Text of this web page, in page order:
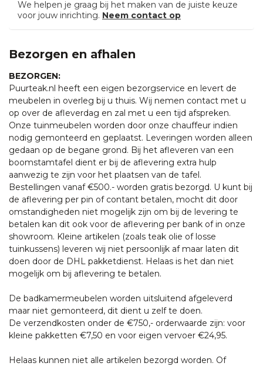
We helpen je graag bij het maken van de juiste keuze
voor jouw inrichting. Neem contact op
Bezorgen en afhalen
BEZORGEN:
Puurteak.nl heeft een eigen bezorgservice en levert de
meubelen in overleg bij u thuis. Wij nemen contact met u
op over de afleverdag en zal met u een tijd afspreken.
Onze tuinmeubelen worden door onze chauffeur indien
nodig gemonteerd en geplaatst. Leveringen worden alleen
gedaan op de begane grond. Bij het afleveren van een
boomstamtafel dient er bij de aflevering extra hulp
aanwezig te zijn voor het plaatsen van de tafel.
Bestellingen vanaf €500.- worden gratis bezorgd. U kunt bij
de aflevering per pin of contant betalen, mocht dit door
omstandigheden niet mogelijk zijn om bij de levering te
betalen kan dit ook voor de aflevering per bank of in onze
showroom. Kleine artikelen (zoals teak olie of losse
tuinkussens) leveren wij niet persoonlijk af maar laten dit
doen door de DHL pakketdienst. Helaas is het dan niet
mogelijk om bij aflevering te betalen.
De badkamermeubelen worden uitsluitend afgeleverd
maar niet gemonteerd, dit dient u zelf te doen.
De verzendkosten onder de €750,- orderwaarde zijn: voor
kleine pakketten €7,50 en voor eigen vervoer €24,95.
Helaas kunnen niet alle artikelen bezorgd worden. Of